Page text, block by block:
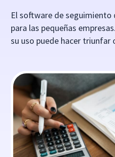
El software de seguimiento
para las pequeñas
su uso puede hacer triunfar